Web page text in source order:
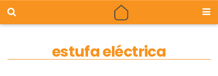
estufa eléctrica